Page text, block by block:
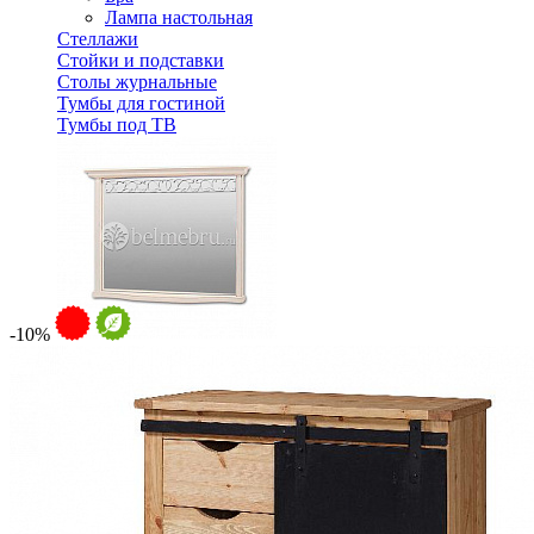
Лампа настольная
Стеллажи
Стойки и подставки
Столы журнальные
Тумбы для гостиной
Тумбы под ТВ
В корзину
Деревянные кровати с подъемным механизмом
Кровати односпальные с подъемным механизмом
Кровати двуспальные с подъемным механизмом
Кровати полутороспальные с подъемным
-10%